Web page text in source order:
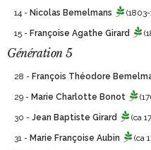
14 - Nicolas Bemelmans
15 - Françoise Agathe Girard
Génération 5
28 - François Théodore
29 - Marie Charlotte Bonot
30 - Jean Baptiste Girard (ca
31 - Marie Françoise Aubin (ca